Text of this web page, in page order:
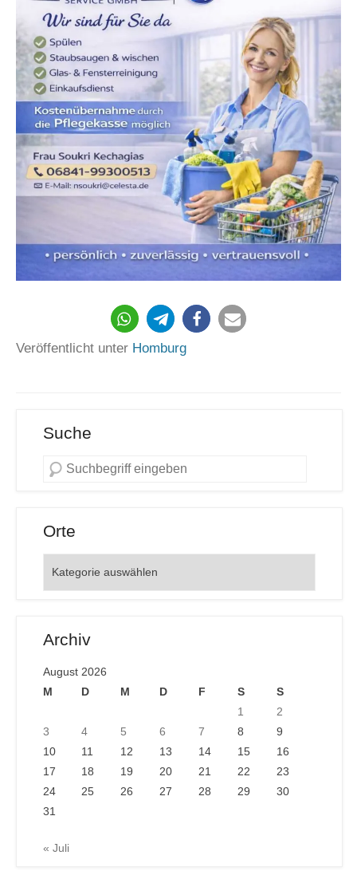
Veröffentlicht unter Homburg
Suche
Orte
Archiv
August 2026
M
D M D F S
S
1
2
3
4 5 6 7 8
9
10
11 12 13 14 15
16
17
18 19 20 21 22
23
24
25 26 27 28 29
30
31
« Juli